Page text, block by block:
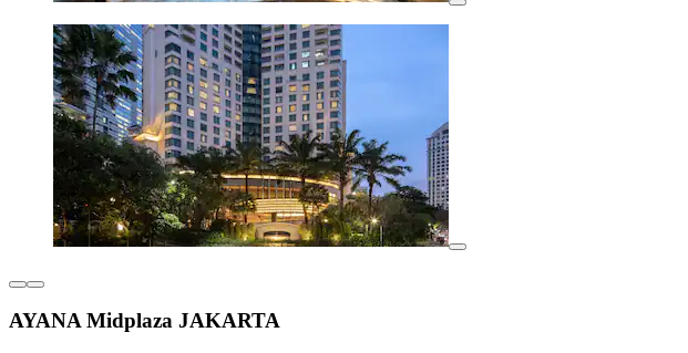
AYANA Midplaza JAKARTA